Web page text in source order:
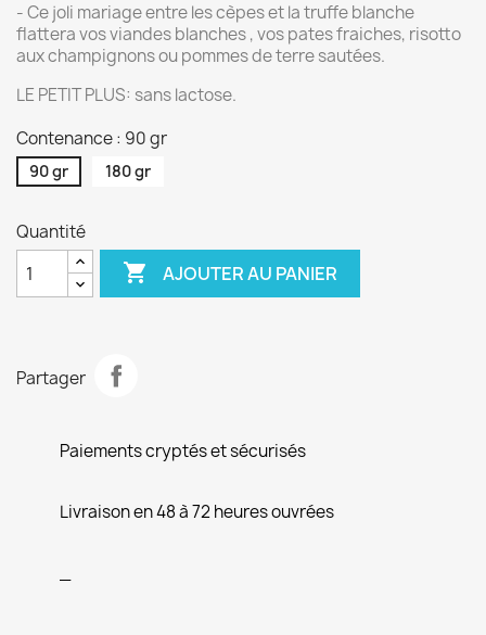
- Ce joli mariage entre les cèpes et la truffe blanche
flattera vos viandes blanches , vos pates fraiches, risotto
aux champignons ou pommes de terre sautées.
LE PETIT PLUS: sans lactose.
Contenance : 90 gr
90 gr 180 gr
Quantité
 AJOUTER AU PANIER
Partager
Paiements cryptés et sécurisés
Livraison en 48 à 72 heures ouvrées